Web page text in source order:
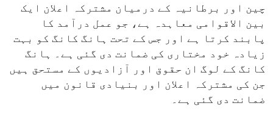
چین اور برطانیہ کے درمیان مشترکہ اعلان ایک
بین الاقوامی معاہدہ ہے، جو عمل درآمد کا
پابند کرتا ہے اور جس کے تحت ہانگ کانگ کو بہت
زیادہ خود مختاری کی ضمانت دی گئی ہے۔ ہانگ
کانگ کے لوگ ان حقوق اور آزادیوں کے مستحق ہیں
جن کی مشترکہ اعلان اور بنیادی قانون میں
ضمانت دی گئی ہے۔